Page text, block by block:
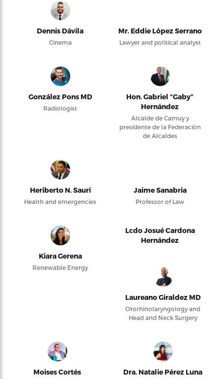
Dennis Dávila
Cinema
Mr. Eddie López Serrano
Lawyer and political analyst
González Pons MD
Radiologist
Hon. Gabriel “Gaby”
Hernández
Alcalde de Camuy y
presidente de la Federación
de Alcaldes
Heriberto N. Saurí
Health and emergencies
Jaime Sanabria
Professor of Law
Kiara Gerena
Renewable Energy
Lcdo Josué Cardona
Hernández
Laureano Giraldez MD
Otorhinolaryngology and
Head and Neck Surgery
Moises Cortés Dra. Natalie Pérez Luna